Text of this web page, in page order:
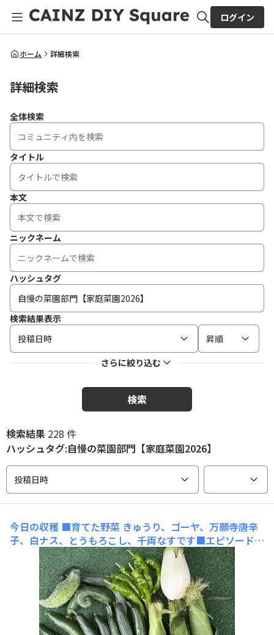
全体検索
ログイン
ホーム 詳細検索
詳細検索
全体検索
タイトル
本文
ニックネーム
ハッシュタグ
検索結果表示
投稿日時
昇順
さらに絞り込む
検索
検索結果 228 件
ハッシュタグ:自慢の菜園部門【家庭菜園2026】
投稿日時
今日の収穫 ■育てた野菜 きゅうり、ゴーヤ、万願寺唐辛
子、白ナス、とうもろこし、千両なすです■エピソードや
工夫ポイント※選定の参考にさせていただきますので必ず
ご入力ください 昨日 収穫しなかったので きゅうりが 沢山
採れました*.(๓´͈ ˘ `͈๓).*トウモロコシと白なすはカバーを掛